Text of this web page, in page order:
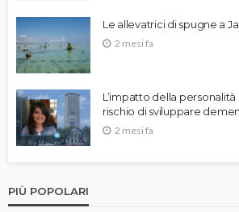
Le allevatrici di spugne a
2 mesi fa
L’impatto della personalità
rischio di sviluppare
2 mesi fa
PIÙ POPOLARI